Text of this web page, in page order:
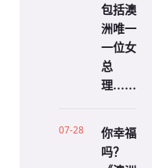
包括澳
洲唯一
一位女
总
理……
07-28
你幸福
吗？